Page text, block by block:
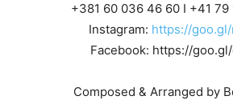
+381 60 036 46 60 I +41
Instagram: https://goo.gl/
Facebook: https://
Composed & Arranged by